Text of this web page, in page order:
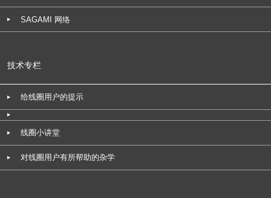
SAGAMI 网络
技术专栏
给线圈用户的提示
线圈小讲堂
对线圈用户有所帮助的杂学